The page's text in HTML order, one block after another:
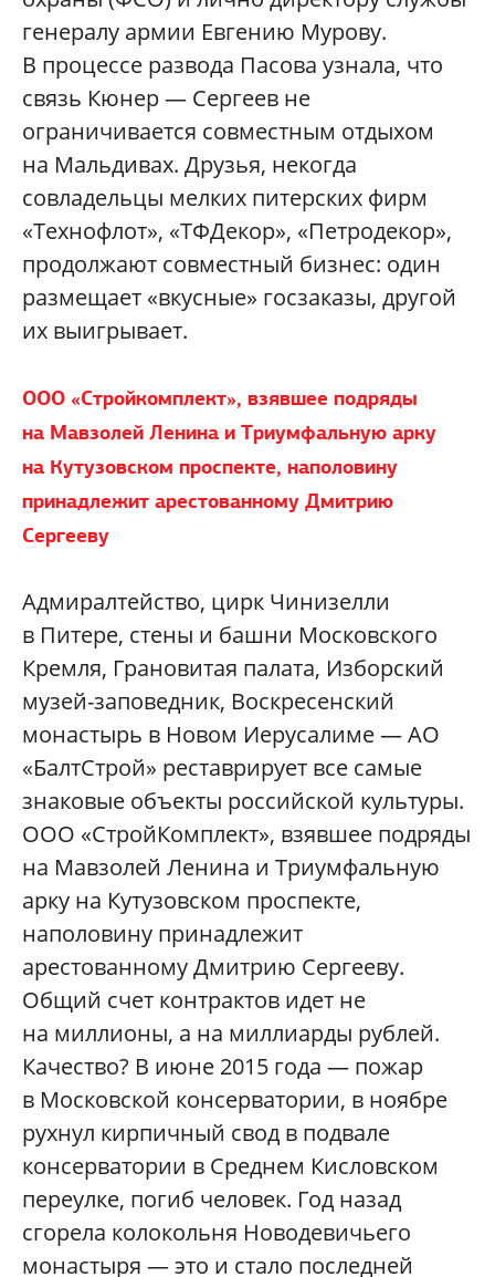
генералу армии Евгению Мурову.
В процессе развода Пасова узнала, что
связь Кюнер — Сергеев не
ограничивается совместным отдыхом
на Мальдивах. Друзья, некогда
совладельцы мелких питерских фирм
«Технофлот», «ТФДекор», «Петродекор»,
продолжают совместный бизнес: один
размещает «вкусные» госзаказы, другой
их выигрывает.
ООО «Стройкомплект», взявшее подряды
на Мавзолей Ленина и Триумфальную арку
на Кутузовском проспекте, наполовину
принадлежит арестованному Дмитрию
Сергееву
Адмиралтейство, цирк Чинизелли
в Питере, стены и башни Московского
Кремля, Грановитая палата, Изборский
музей-заповедник, Воскресенский
монастырь в Новом Иерусалиме — АО
«БалтСтрой» реставрирует все самые
знаковые объекты российской культуры.
ООО «СтройКомплект», взявшее подряды
на Мавзолей Ленина и Триумфальную
арку на Кутузовском проспекте,
наполовину принадлежит
арестованному Дмитрию Сергееву.
Общий счет контрактов идет не
на миллионы, а на миллиарды рублей.
Качество? В июне 2015 года — пожар
в Московской консерватории, в ноябре
рухнул кирпичный свод в подвале
консерватории в Среднем Кисловском
переулке, погиб человек. Год назад
сгорела колокольня Новодевичьего
монастыря — это и стало последней